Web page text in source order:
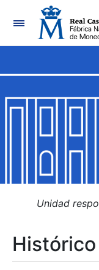
Mostrar/
Mostrar/
Mostrar/
Mostrar/Ocultar
Unidad